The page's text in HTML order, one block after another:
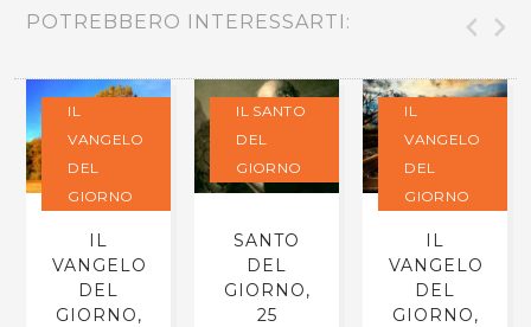
POTREBBERO INTERESSARTI:
IL
VANGELO
DEL
GIORNO
IL
VANGELO
DEL
GIORNO,
IL SANTO
DEL
GIORNO
SANTO
DEL
GIORNO,
25
IL
VANGELO
DEL
GIORNO
IL
VANGELO
DEL
GIORNO,